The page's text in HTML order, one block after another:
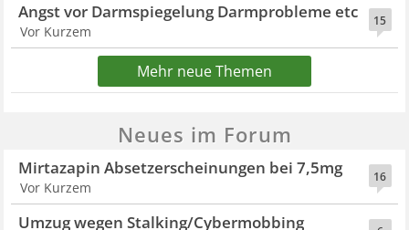
15
Angst vor Darmspiegelung Darmprobleme etc
Vor Kurzem
Mehr neue Themen
Neues im Forum
16
Mirtazapin Absetzerscheinungen bei 7,5mg
Vor Kurzem
Umzug wegen Stalking/Cybermobbing